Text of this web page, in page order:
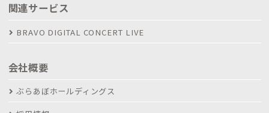
関連サービス
BRAVO DIGITAL CONCERT LIVE
会社概要
ぶらあぼホールディングス